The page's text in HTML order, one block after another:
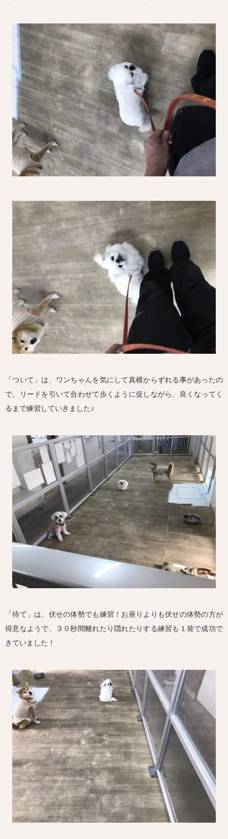
「ついて」は、ワンちゃんを気にして真横からずれる事があったの
で、リードを引いて合わせて歩くように促しながら、良くなってく
るまで練習していきました♪
「待て」は、伏せの体勢でも練習！お座りよりも伏せの体勢の方が
得意なようで、３０秒間離れたり隠れたりする練習も１発で成功で
きていました！